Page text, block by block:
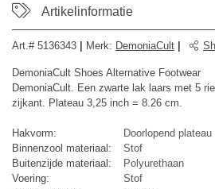
Artikelinformatie
Art.# 5136343 Merk: DemoniaCult
DemoniaCult Shoes Alternative Footwear
DemoniaCult. Een zwarte lak laars met 5
zijkant. Plateau 3,25 inch = 8.26 cm.
Hakvorm:
Doorlopend plateau
Binnenzool materiaal:
Stof
Buitenzijde materiaal:
Polyurethaan
Voering:
Stof